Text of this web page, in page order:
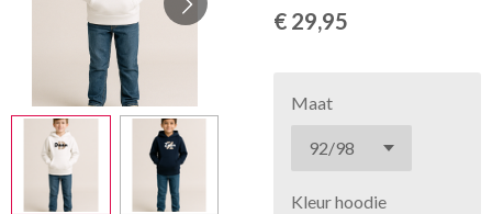
€ 29,95
Maat
Kleur hoodie